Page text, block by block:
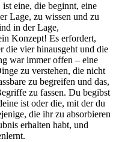
eine, die beginnt, eine
Lage, zu wissen und zu
in der Lage,
Konzept! Es erfordert,
die vier hinausgeht und die
war immer offen – eine
zu verstehen, die nicht
zu begreifen und das,
zu fassen. Du begibst
ist oder die, mit der du
die ihr zu absorbieren
erhalten habt, und